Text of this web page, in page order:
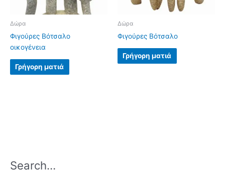
Δώρα
Φιγούρες Βότσαλο
οικογένεια
Γρήγορη ματιά
Δώρα
Φιγούρες Βότσαλο
Γρήγορη ματιά
Search…